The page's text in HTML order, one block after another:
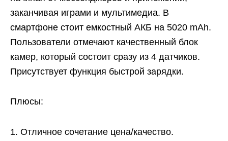
заканчивая играми и мультимедиа. В
смартфоне стоит емкостный АКБ на 5020 mAh.
Пользователи отмечают качественный блок
камер, который состоит сразу из 4 датчиков.
Присутствует функция быстрой зарядки.
Плюсы:
Отличное сочетание цена/качество.